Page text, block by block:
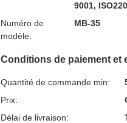
9001,
Numéro de
modèle:
MB-35
Conditions de paiement et
Quantité de commande min:
Prix:
Délai de livraison: